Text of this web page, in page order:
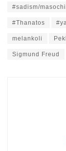
#sadism/
#Thanatos
melankoli
Sigmund Freud